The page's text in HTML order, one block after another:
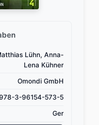
Lühn, Anna-
Lena Kühner
Omondi GmbH
3-96154-573-5
Ger